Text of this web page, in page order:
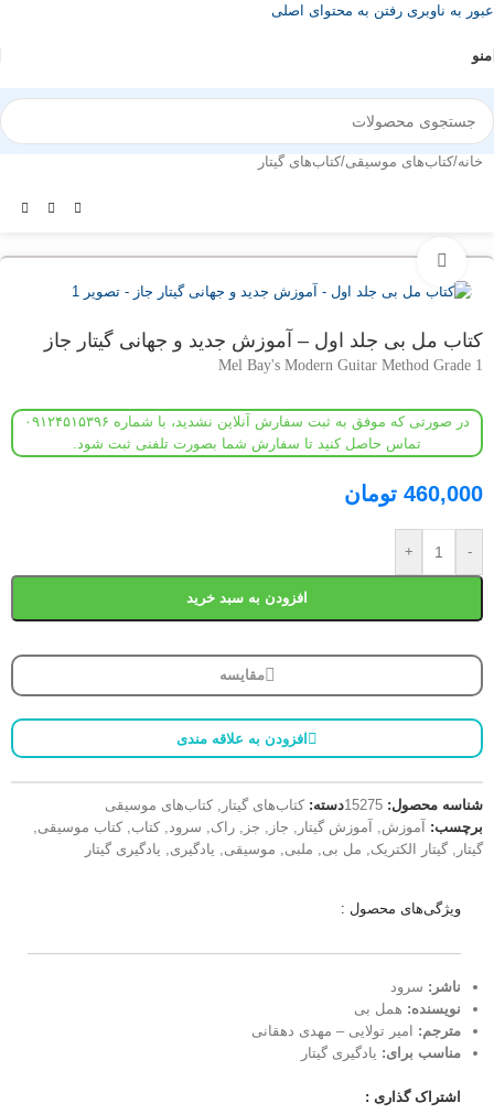
عبور به ناوبری رفتن به محتوای اصلی
منو
خانه/کتاب‌های موسیقی/کتاب‌های گیتار
بزرگنمایی تصویر
کتاب مل بی جلد اول – آموزش جدید و جهانی گیتار جاز
Mel Bay's Modern Guitar Method Grade 1
در صورتی که موفق به ثبت سفارش آنلاین نشدید، با شماره ۰۹۱۲۴۵۱۵۳۹۶
تماس حاصل کنید تا سفارش شما بصورت تلفنی ثبت شود.
460,000 تومان
-
+
افزودن به سبد خرید
مقایسه
افزودن به علاقه مندی
شناسه محصول: 15275دسته: کتاب‌های گیتار , کتاب‌های موسیقی
برچسب:
آموزش, آموزش گیتار , جاز , جز , راک, سرود, کتاب, کتاب موسیقی,
گیتار , گیتار الکتریک, مل بی, ملبی, موسیقی, یادگیری, یادگیری گیتار
ویژگی‌های محصول :
ناشر: سرود
نویسنده: همل بی
مترجم: امیر تولایی – مهدی دهقانی
مناسب برای: یادگیری گیتار
اشتراک گذاری :